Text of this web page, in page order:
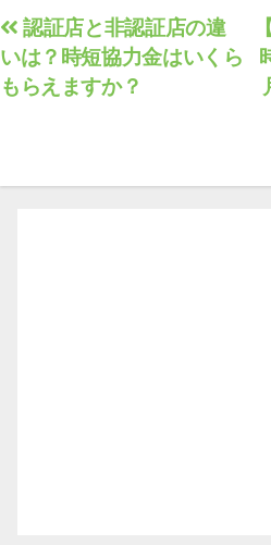
投
稿
ナ
認証店と非認証店の違
いは？時短協力金はいくら
もらえますか？